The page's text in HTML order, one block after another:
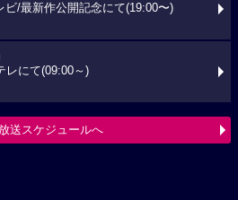
ビ/最新作公開記念にて(19:00〜)
レにて(09:00～)
送スケジュールへ